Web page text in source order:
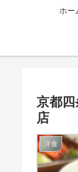
ホー
京都
店
洋食